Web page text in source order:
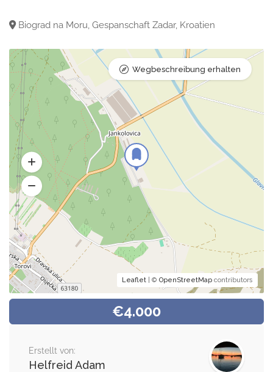
Biograd na Moru, Gespanschaft Zadar, Kroatien
Leaflet | © OpenStreetMap contributors
Wegbeschreibung erhalten
€4.000
Erstellt von:
Helfreid Adam